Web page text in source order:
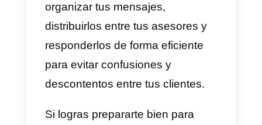
o épocas especiales donde los
potenciales clientes escriben a
una empresa de forma masiva.
Estos mensajes pueden ser por
diferentes razones. Preguntar